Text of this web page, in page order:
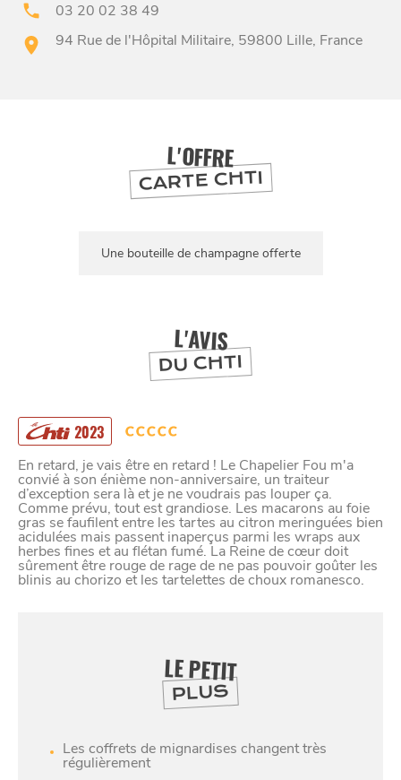
L'AVIS
DU CHTI
2023
En retard, je vais être en retard ! Le Chapelier Fou m'a
convié à son énième non-anniversaire, un traiteur
d’exception sera là et je ne voudrais pas louper ça.
Comme prévu, tout est grandiose. Les macarons au foie
gras se faufilent entre les tartes au citron meringuées bien
acidulées mais passent inaperçus parmi les wraps aux
herbes fines et au flétan fumé. La Reine de cœur doit
sûrement être rouge de rage de ne pas pouvoir goûter les
blinis au chorizo et les tartelettes de choux romanesco.
LE PETIT
PLUS
Les coffrets de mignardises changent très
régulièrement
03 20 02 38 49
94 Rue de l'Hôpital Militaire, 59800 Lille, France
L'OFFRE
CARTE CHTI
Une bouteille de champagne offerte
SE
LILLE
ET SA RÉGION
DEPUIS 1973